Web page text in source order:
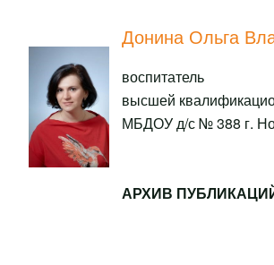
Донина Ольга
воспитатель
высшей
МБДОУ д/с № 388 г.
АРХИВ